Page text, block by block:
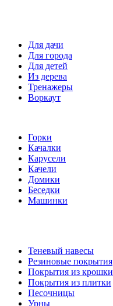
Для дачи
Для города
Для детей
Из дерева
Тренажеры
Воркаут
Горки
Качалки
Карусели
Качели
Домики
Беседки
Машинки
Теневый навесы
Резиновые покрытия
Покрытия из крошки
Покрытия из плитки
Песочницы
Урны